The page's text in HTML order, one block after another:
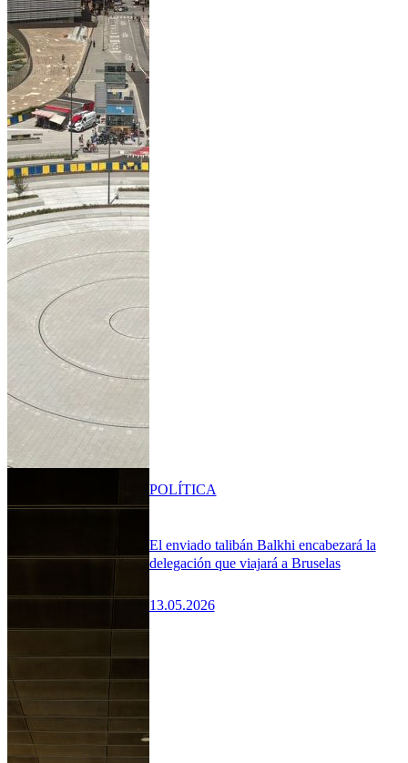
El enviado talibán Balkhi encabezará la
delegación que viajará a Bruselas
13.05.2026
POLÍTICA